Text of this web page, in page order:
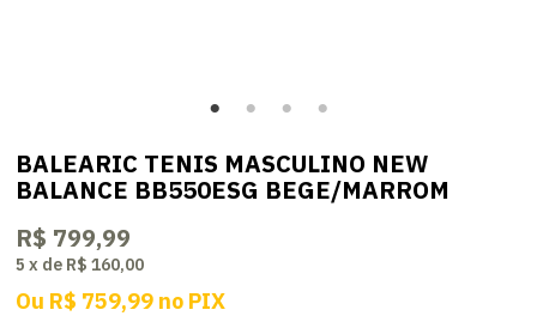
BALEARIC TENIS MASCULINO NEW
BALANCE BB550ESG BEGE/MARROM
R$ 799,99
5 x de R$ 160,00
Ou R$ 759,99 no PIX